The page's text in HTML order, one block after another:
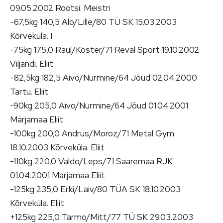
09.05.2002 Rootsi. Meistri
-67,5kg 140,5 Alo/Lille/80 TÜ SK 15.03.2003
Kõrveküla. I
-75kg 175,0 Raul/Köster/71 Reval Sport 19.10.2002
Viljandi. Eliit
-82,5kg 182,5 Aivo/Nurmine/64 Jõud 02.04.2000
Tartu. Eliit
-90kg 205,0 Aivo/Nurmine/64 Jõud 01.04.2001
Märjamaa Eliit
-100kg 200,0 Andrus/Moroz/71 Metal Gym
18.10.2003 Kõrveküla. Eliit
-110kg 220,0 Valdo/Leps/71 Saaremaa RJK
01.04.2001 Märjamaa Eliit
-125kg 235,0 Erki/Laiv/80 TÜA SK 18.10.2003
Kõrveküla. Eliit
+125kg 225,0 Tarmo/Mitt/77 TÜ SK 29.03.2003